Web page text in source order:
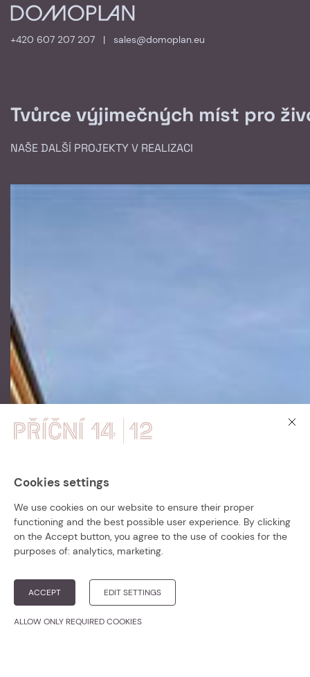
Cookies settings
We use cookies on our website to ensure their proper
functioning and the best possible user experience. By clicking
on the Accept button, you agree to the use of cookies for the
purposes of: analytics, marketing.
ACCEPT EDIT SETTINGS
ALLOW ONLY REQUIRED COOKIES
+420 607 207 207 | sales@domoplan.eu
Tvůrce výjimečných míst pro
NAŠE DALŠÍ PROJEKTY V REALIZACI
Bytový dům Příční 14 je zkolaudován a
připraven k nastěhování.
Přesvědčte se v krátké
nebo rovnou
volných bytů!